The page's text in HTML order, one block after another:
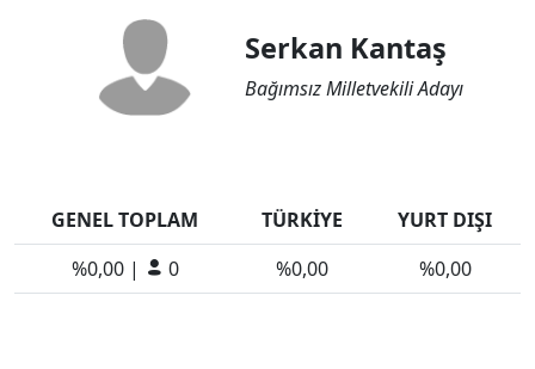
Serkan Kantaş
Bağımsız Milletvekili Adayı
GENEL TOPLAM TÜRKİYE
YURT DIŞI
%0,00 |
0 %0,00 %0,00